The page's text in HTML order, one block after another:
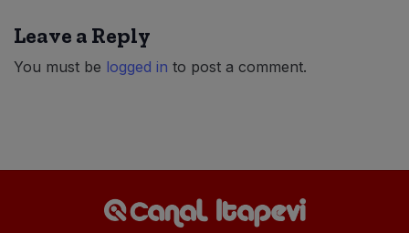
Leave a Reply
You must be logged in to post a comment.